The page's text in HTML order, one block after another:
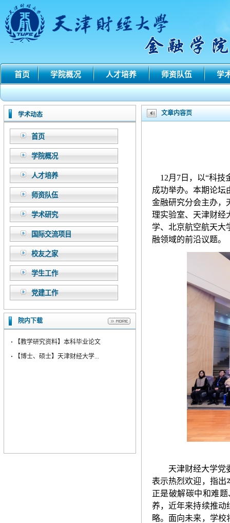
首页 学院概况 人才培养 师资队伍 学
学术动态
首页
学院概况
人才培养
师资队伍
学术研究
国际交流项目
校友之家
学生工作
党建工作
院内下载
·
【教学研究资料】本科毕业论文
·
【博士、硕士】天津财经大学...
文章内容页
12月7日，以“科技
成功举办。本期论坛
金融研究分会主办，
理实验室、天津财经
学、北京航空航天大
融领域的前沿议题。
天津财经大学党
表示热烈欢迎 ， 指出
正是破解碳中和难
养，近年来持续推动
略。面向未来，学校